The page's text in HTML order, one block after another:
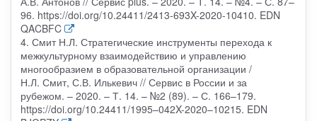
96. https://doi.org/10.24411/2413-693X-2020-10410. EDN
QACBFC
4. Смит Н.Л. Стратегические инструменты перехода к
межкультурному взаимодействию и управлению
многообразием в образовательной организации /
Н.Л. Смит, С.В. Илькевич // Сервис в России и за
рубежом. – 2020. – Т. 14. – №2 (89). – С. 166–179.
https://doi.org/10.24411/1995–042X-2020–10215. EDN